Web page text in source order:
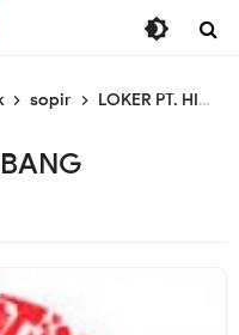
sopir LOKER PT. HILON CABANG LAMPUNG